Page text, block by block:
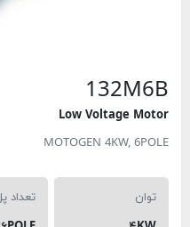
Low Voltage
MOTOGEN 4KW,
تعداد پل